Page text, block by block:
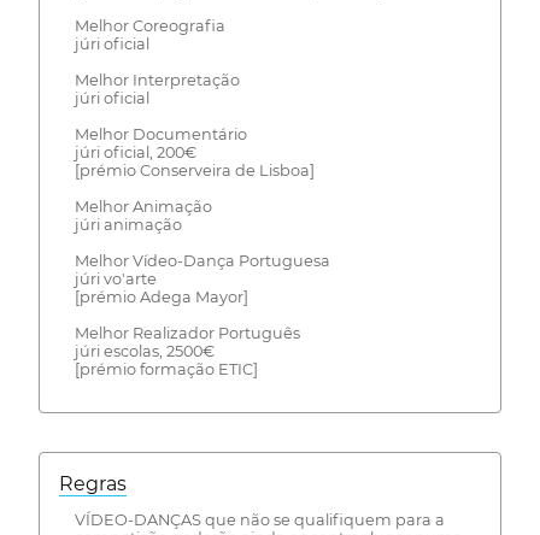
Melhor Coreografia
júri oficial
Melhor Interpretação
júri oficial
Melhor Documentário
júri oficial, 200€
[prémio Conserveira de Lisboa]
Melhor Animação
júri animação
Melhor Vídeo-Dança Portuguesa
júri vo'arte
[prémio Adega Mayor]
Melhor Realizador Português
júri escolas, 2500€
[prémio formação ETIC]
Regras
VÍDEO-DANÇAS que não se qualifiquem para a